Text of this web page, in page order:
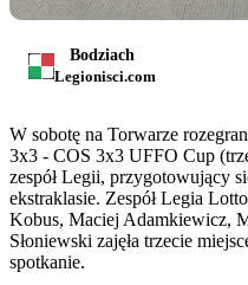
Bodziach
Legionisci.com
W sobotę na Torwarze
3x3 - COS 3x3 UFFO Cup
zespół Legii, przygotowujący
ekstraklasie. Zespół Legia
Kobus, Maciej Adamkiewicz,
Słoniewski zajęła trzecie
spotkanie.